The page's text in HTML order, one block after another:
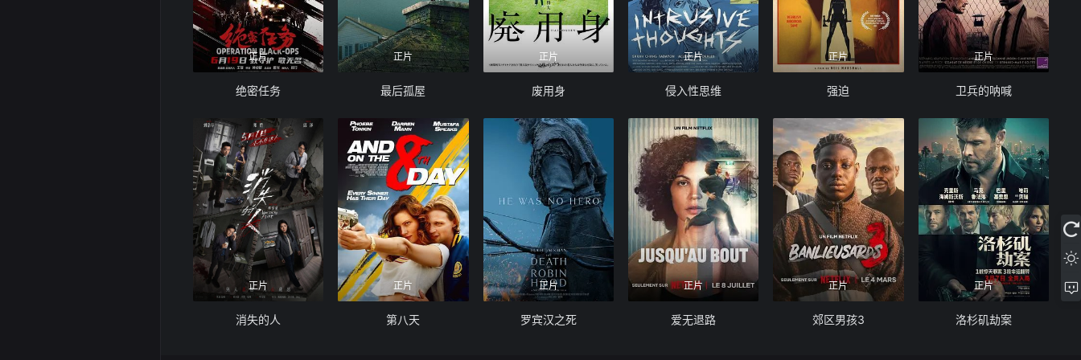
正片
绝密任务
正片
最后孤屋
正片
废用身
正片
侵入性思维
正片
强迫
正片
卫兵的呐喊
正片
消失的人
正片
第八天
正片
罗宾汉之死
正片
爱无退路
正片
郊区男孩3
正片
洛杉矶劫案